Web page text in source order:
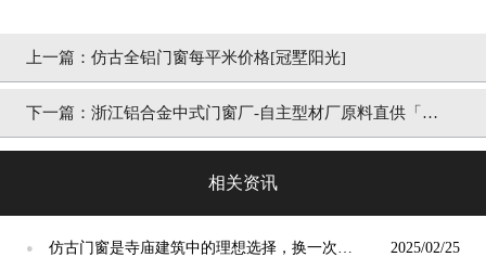
上一篇： 仿古全铝门窗每平米价格[冠墅阳光]
下一篇： 浙江铝合金中式门窗厂-自主型材厂原料直供「冠
相关资讯
●
仿古门窗是寺庙建筑中的理想选择，换一次用
2025/02/25